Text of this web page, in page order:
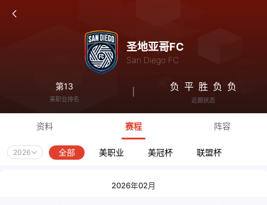
圣地亚哥FC
San Diego FC
第13
美职业排名
负 平 胜 负 负
近期状态
资料 赛程 阵容
2026 全部 美职业 美冠杯 联盟杯
2026年02月